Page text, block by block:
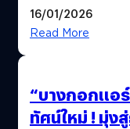
ได้ 53,000 ล้า
16/01/2026
Read More
“บางกอกแอ
ทัศน์ใหม่ ! มุ่ง